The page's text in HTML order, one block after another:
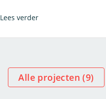
Lees verder
Alle projecten (9)